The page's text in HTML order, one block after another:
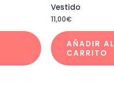
Vestido
11,00€
AÑADIR AL
CARRITO